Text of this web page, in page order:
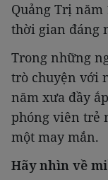
Quảng Trị năm
thời gian đáng
Trong những
trò chuyện với
năm xưa đầy
phóng viên trẻ
một may mắn.
Hãy nhìn về